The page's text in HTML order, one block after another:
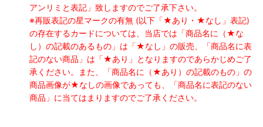
アンリミと表記」致しますのでご了承下さい。
※再販表記の星マークの有無 (以下「★あり・★なし」表記)
の存在するカードについては、当店では「商品名に（★な
し）の記載のあるもの」は「★なし」の販売、「商品名に表
記のない商品」は「★あり」となりますのであらかじめご了
承ください。また、「商品名に（★あり）の記載のもの」の
商品画像が★なしの画像であっても、「商品名に表記のない
商品」に当てはまりますのでご了承ください。